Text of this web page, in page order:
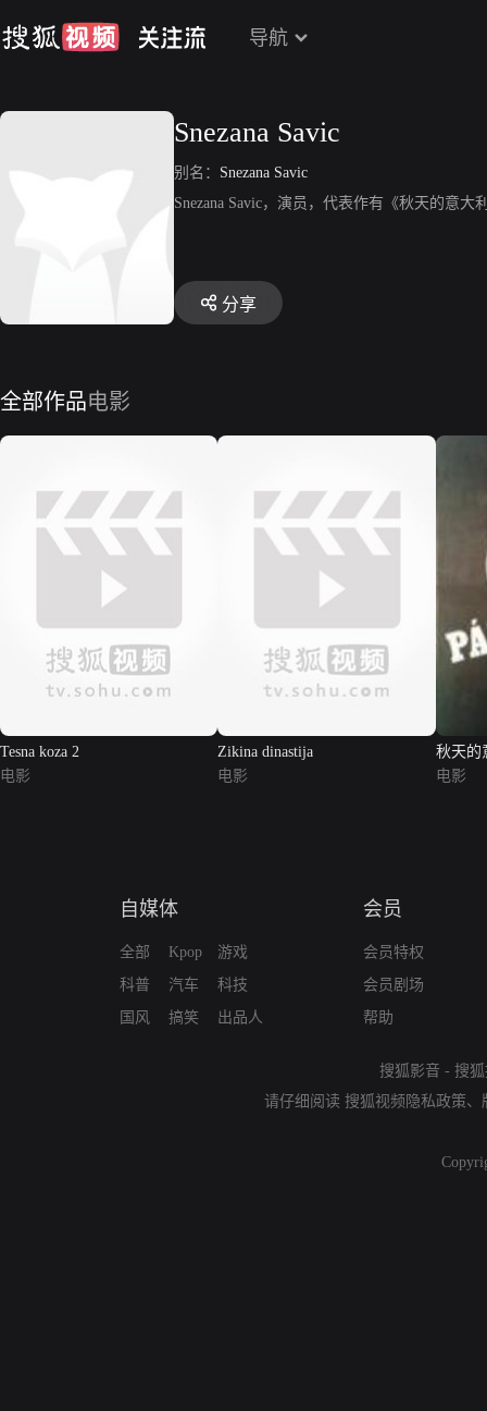
导航
Snezana Savic
别名： Snezana Savic
Snezana Savic，演员，代表作有《秋天的意大
分享
全部作品电影
Tesna koza 2
电影
Zikina dinastija
电影
秋天的
电影
自媒体
全部
科普
国风
Kpop
汽车
搞笑
游戏
科技
出品人
会员
会员特权
会员剧场
帮助
搜狐影音 - 搜
请仔细阅读 搜狐视频隐私政策、